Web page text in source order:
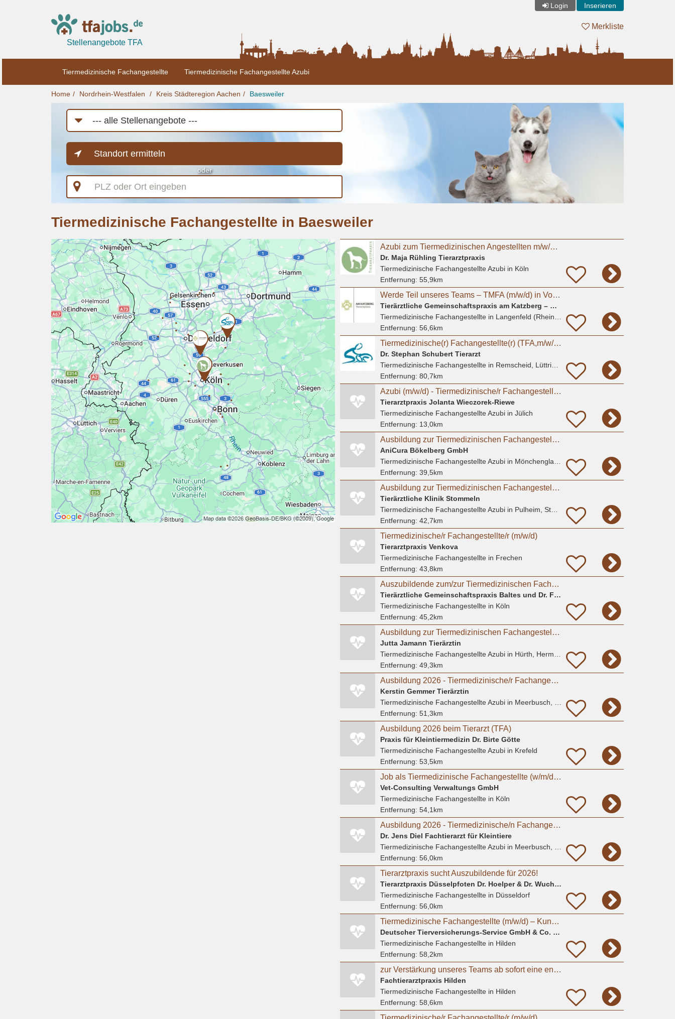
Login Inserieren
Stellenangebote TFA
Merkliste
Tiermedizinische Fachangestellte Tiermedizinische Fachangestellte Azubi
Home Nordrhein-Westfalen Kreis Städteregion Aachen Baesweiler
Job-
Kategorie
Standort ermitteln
oder
PLZ
oder
Ort
Tiermedizinische Fachangestellte in Baesweiler
Azubi zum Tiermedizinischen Angestellten m/w/d in Kleintierpraxis Köln Poll gesucht
Dr. Maja Rühling Tierarztpraxis
Tiermedizinische Fachangestellte Azubiin Köln
Entfernung: 55,9km
Werde Teil unseres Teams – TMFA (m/w/d) in Vollzeit
Tierärztliche Gemeinschaftspraxis am Katzberg – Köhn-Wieser und Wieser (GbR)
Tiermedizinische Fachangestelltein Langenfeld (Rheinland)
Entfernung: 56,6km
Tiermedizinische(r) Fachangestellte(r) (TFA,m/w/d) in Voll-oder Teilzeit
Dr. Stephan Schubert Tierarzt
Tiermedizinische Fachangestelltein Remscheid, Lüttringhausen
Entfernung: 80,7km
Azubi (m/w/d) - Tiermedizinische/r Fachangestellte/r 2026 - Praktikum möglich
Tierarztpraxis Jolanta Wieczorek-Riewe
Tiermedizinische Fachangestellte Azubiin Jülich
Entfernung: 13,0km
Ausbildung zur Tiermedizinischen Fachangestellten (m/w/d) 2026 - Mönchengladbach / Bökelberg
AniCura Bökelberg GmbH
Tiermedizinische Fachangestellte Azubiin Mönchengladbach
Entfernung: 39,5km
Ausbildung zur Tiermedizinischen Fachangestellten (m/w/d) ab August 2026
Tierärztliche Klinik Stommeln
Tiermedizinische Fachangestellte Azubiin Pulheim, Stommeln
Entfernung: 42,7km
Tiermedizinische/r Fachangestellte/r (m/w/d)
Tierarztpraxis Venkova
Tiermedizinische Fachangestelltein Frechen
Entfernung: 43,8km
Auszubildende zum/zur Tiermedizinischen Fachangestellten in Köln-Widdersdorf gesucht
Tierärztliche Gemeinschaftspraxis Baltes und Dr. Feith
Tiermedizinische Fachangestelltein Köln
Entfernung: 45,2km
Ausbildung zur Tiermedizinischen Fachangestellten
Jutta Jamann Tierärztin
Tiermedizinische Fachangestellte Azubiin Hürth, Hermülheim
Entfernung: 49,3km
Ausbildung 2026 - Tiermedizinische/r Fachangestellte/r (w/m/d).
Kerstin Gemmer Tierärztin
Tiermedizinische Fachangestellte Azubiin Meerbusch, Büderich
Entfernung: 51,3km
Ausbildung 2026 beim Tierarzt (TFA)
Praxis für Kleintiermedizin Dr. Birte Götte
Tiermedizinische Fachangestellte Azubiin Krefeld
Entfernung: 53,5km
Job als Tiermedizinische Fachangestellte (w/m/d) für Kleintiere in Köln-Süd
Vet-Consulting Verwaltungs GmbH
Tiermedizinische Fachangestelltein Köln
Entfernung: 54,1km
Ausbildung 2026 - Tiermedizinische/n Fachangestellte/n (m/w/d)
Dr. Jens Diel Fachtierarzt für Kleintiere
Tiermedizinische Fachangestellte Azubiin Meerbusch, Lank-Latum
Entfernung: 56,0km
Tierarztpraxis sucht Auszubildende für 2026!
Tierarztpraxis Düsselpfoten Dr. Hoelper & Dr. Wuchert GbR
Tiermedizinische Fachangestelltein Düsseldorf
Entfernung: 56,0km
Tiermedizinische Fachangestellte (m/w/d) – Kundenberatung & Backoffice
Deutscher Tierversicherungs-Service GmbH & Co. KG
Tiermedizinische Fachangestelltein Hilden
Entfernung: 58,2km
zur Verstärkung unseres Teams ab sofort eine engagierte und herzliche TFA in Vollzeit.
Fachtierarztpraxis Hilden
Tiermedizinische Fachangestelltein Hilden
Entfernung: 58,6km